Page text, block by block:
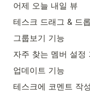
어제 오늘 내일 뷰
테스크 드래그 & 드
그룹보기 기능
자주 찾는 멤버 설정
업데이트 기능
테스크에 코멘트 작